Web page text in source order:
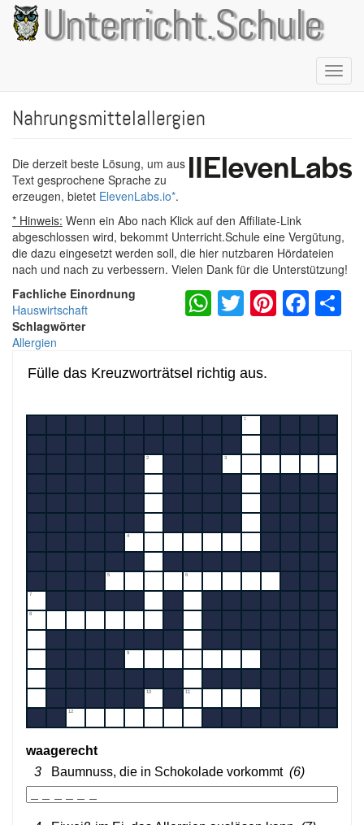
Direkt
zum
Inhalt
Unterricht.Schule
Nahrungsmittelallergien
Die derzeit beste Lösung, um aus
Text gesprochene Sprache zu
erzeugen, bietet ElevenLabs.io*.
* Hinweis: Wenn ein Abo nach Klick auf den Affiliate-Link
abgeschlossen wird, bekommt Unterricht.Schule eine Vergütung,
die dazu eingesetzt werden soll, die hier nutzbaren Hördateien
nach und nach zu verbessern. Vielen Dank für die Unterstützung!
Fachliche Einordnung
Hauswirtschaft
Schlagwörter
Allergien
WhatsApp
Twitter